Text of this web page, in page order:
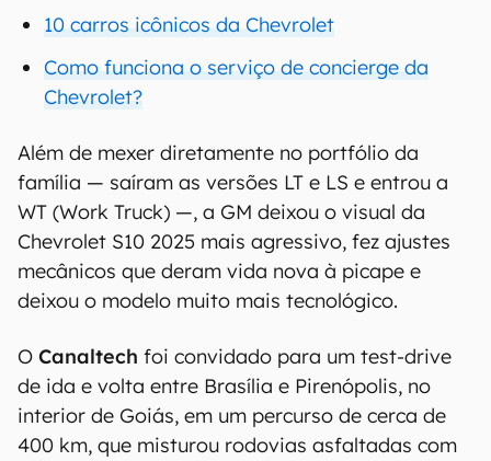
10 carros icônicos da Chevrolet
Como funciona o serviço de concierge da
Chevrolet?
Além de mexer diretamente no portfólio da
família — saíram as versões LT e LS e entrou a
WT (Work Truck) —, a GM deixou o visual da
Chevrolet S10 2025 mais agressivo, fez ajustes
mecânicos que deram vida nova à picape e
deixou o modelo muito mais tecnológico.
O Canaltech foi convidado para um test-drive
de ida e volta entre Brasília e Pirenópolis, no
interior de Goiás, em um percurso de cerca de
400 km, que misturou rodovias asfaltadas com